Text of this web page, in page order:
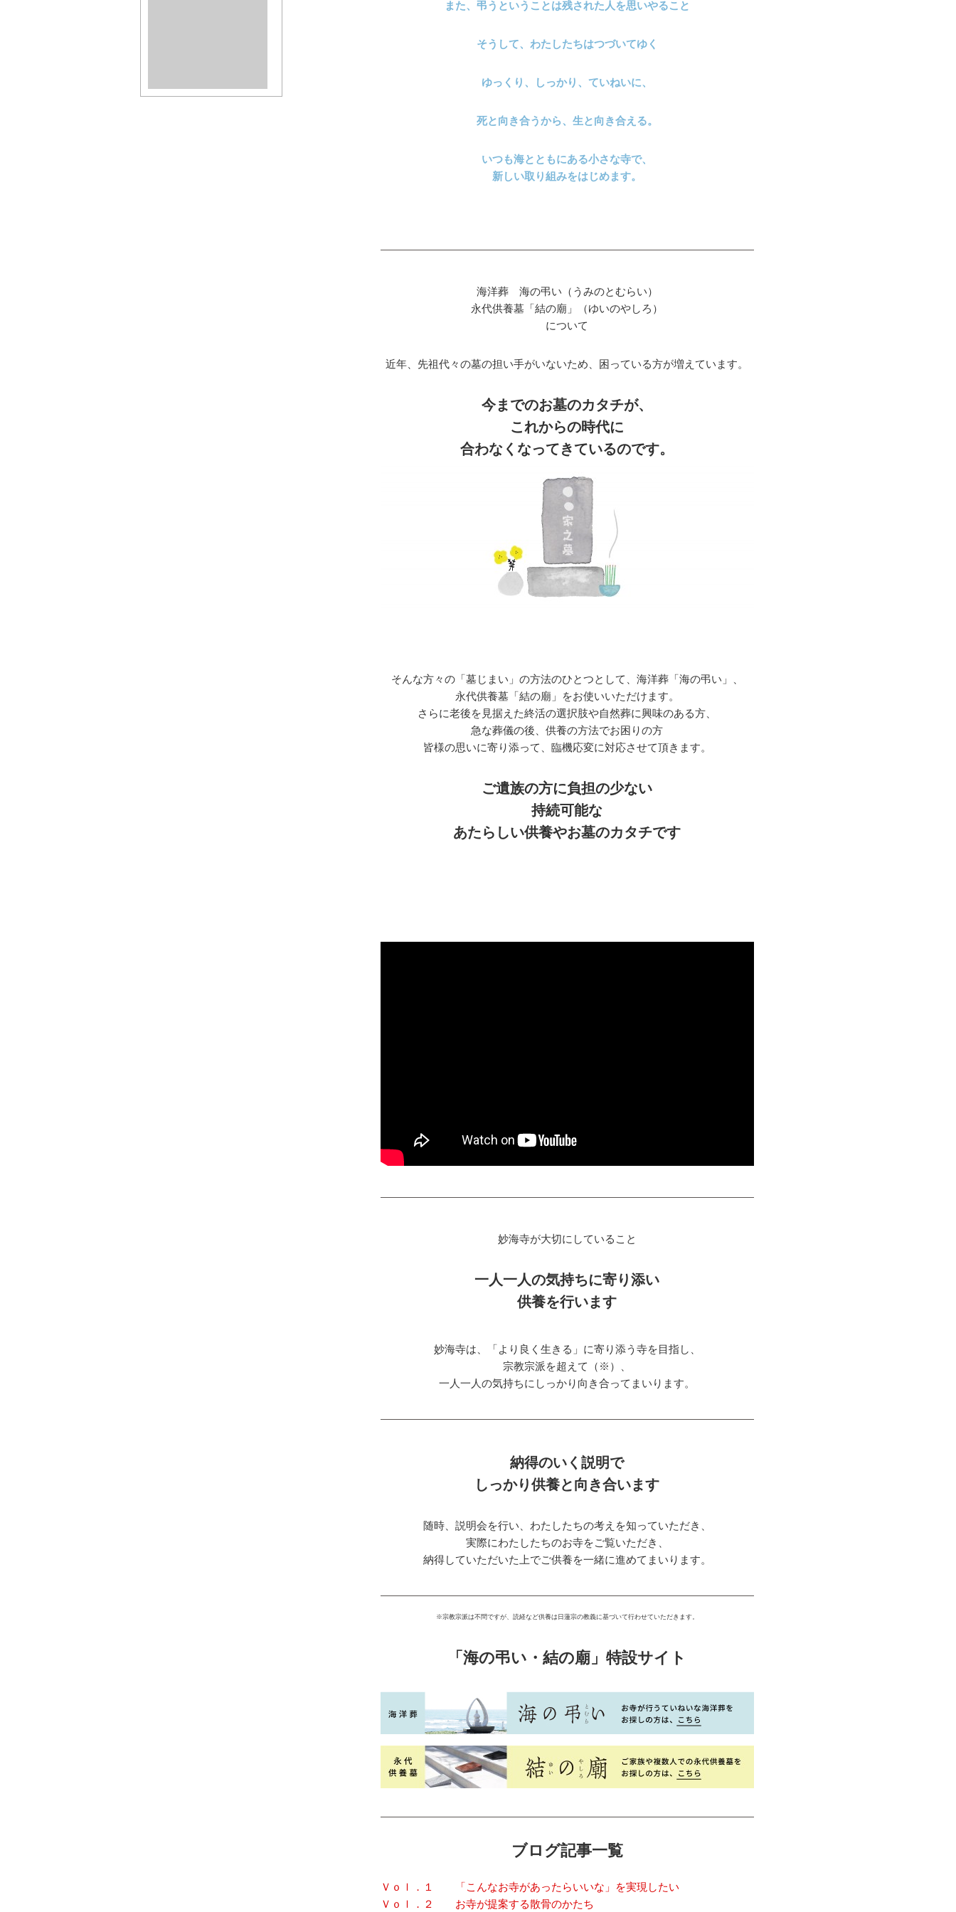
また、弔うということは残された人を思いやること
そうして、わたしたちはつづいてゆく
ゆっくり、しっかり、ていねいに、
死と向き合うから、生と向き合える。
いつも海とともにある小さな寺で、
新しい取り組みをはじめます。
海洋葬 海の弔い（うみのとむらい）
永代供養墓「結の廟」（ゆいのやしろ）
について
近年、先祖代々の墓の担い手がいないため、困っている方が増えています。
今までのお墓のカタチが、
これからの時代に
合わなくなってきているのです。
そんな方々の「墓じまい」の方法のひとつとして、海洋葬「海の弔い」、
永代供養墓「結の廟」をお使いいただけます。
さらに老後を見据えた終活の選択肢や自然葬に興味のある方、
急な葬儀の後、供養の方法でお困りの方
皆様の思いに寄り添って、臨機応変に対応させて頂きます。
ご遺族の方に負担の少ない
持続可能な
あたらしい供養やお墓のカタチです
妙海寺が大切にしていること
一人一人の気持ちに寄り添い
供養を行います
妙海寺は、「より良く生きる」に寄り添う寺を目指し、
宗教宗派を超えて（※）、
一人一人の気持ちにしっかり向き合ってまいります。
納得のいく説明で
しっかり供養と向き合います
随時、説明会を行い、わたしたちの考えを知っていただき、
実際にわたしたちのお寺をご覧いただき、
納得していただいた上でご供養を一緒に進めてまいります。
※宗教宗派は不問ですが、読経など供養は日蓮宗の教義に基づいて行わせていただきます。
「海の弔い・結の廟」特設サイト
ブログ記事一覧
Ｖｏｌ．１ 「こんなお寺があったらいいな」を実現したい
Ｖｏｌ．２ お寺が提案する散骨のかたち